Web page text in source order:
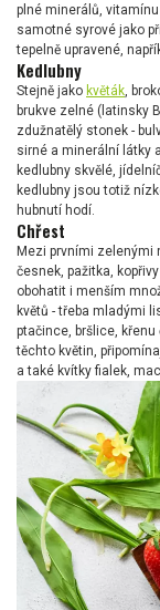
plné minerálů,
samotné syrové jako
tepelně upravené,
Kedlubny
Stejně jako květák,
brukve zelné (latinsky
zdužnatělý stonek -
sirné a minerální látky
kedlubny skvělé,
kedlubny jsou totiž
hubnutí hodí.
Chřest
Mezi prvními zelenými
česnek, pažitka,
obohatit i menším
květů - třeba mladými
ptačince, bršlice,
těchto květin,
a také kvítky fialek,